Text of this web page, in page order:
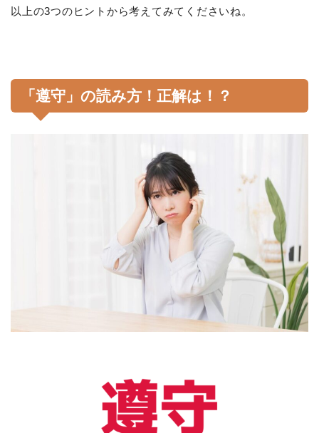
以上の3つのヒントから考えてみてくださいね。
「遵守」の読み方！正解は！？